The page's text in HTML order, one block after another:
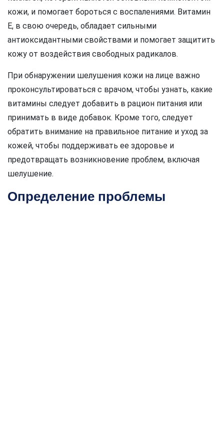
кожи, и помогает бороться с воспалениями. Витамин
Е, в свою очередь, обладает сильными
антиоксидантными свойствами и помогает защитить
кожу от воздействия свободных радикалов.
При обнаружении шелушения кожи на лице важно
проконсультироваться с врачом, чтобы узнать, какие
витамины следует добавить в рацион питания или
принимать в виде добавок. Кроме того, следует
обратить внимание на правильное питание и уход за
кожей, чтобы поддерживать ее здоровье и
предотвращать возникновение проблем, включая
шелушение.
Определение проблемы